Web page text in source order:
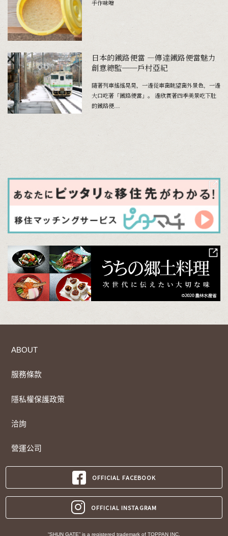
手作味噌
日本的鐵路便當 ―傳達鐵路便當魅力
創意總監──戶村亞紀
隨著列車搖搖晃晃，一邊從車窗眺望窗外景色，一邊
大口吃著「鐵路便當」。 邊欣賞著四季美景吃下肚
的鐵路便...
ABOUT
服務條款
隱私權保護政策
洽詢
營運公司
OFFICIAL FACEBOOK
OFFICIAL INSTAGRAM
“SHUN GATE” is a registered trademark of TOPPAN INC.